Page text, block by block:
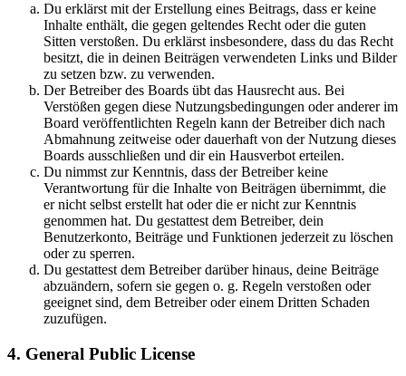
Du erklärst mit der Erstellung eines Beitrags, dass er keine
Inhalte enthält, die gegen geltendes Recht oder die guten
Sitten verstoßen. Du erklärst insbesondere, dass du das Recht
besitzt, die in deinen Beiträgen verwendeten Links und Bilder
zu setzen bzw. zu verwenden.
Der Betreiber des Boards übt das Hausrecht aus. Bei
Verstößen gegen diese Nutzungsbedingungen oder anderer im
Board veröffentlichten Regeln kann der Betreiber dich nach
Abmahnung zeitweise oder dauerhaft von der Nutzung dieses
Boards ausschließen und dir ein Hausverbot erteilen.
Du nimmst zur Kenntnis, dass der Betreiber keine
Verantwortung für die Inhalte von Beiträgen übernimmt, die
er nicht selbst erstellt hat oder die er nicht zur Kenntnis
genommen hat. Du gestattest dem Betreiber, dein
Benutzerkonto, Beiträge und Funktionen jederzeit zu löschen
oder zu sperren.
Du gestattest dem Betreiber darüber hinaus, deine Beiträge
abzuändern, sofern sie gegen o. g. Regeln verstoßen oder
geeignet sind, dem Betreiber oder einem Dritten Schaden
zuzufügen.
4. General Public License